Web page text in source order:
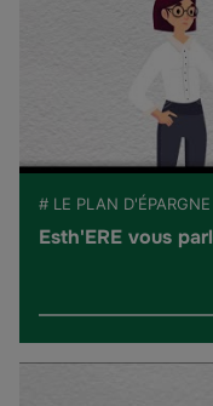
# LE PLAN D'ÉPARGNE
Esth'ERE vous